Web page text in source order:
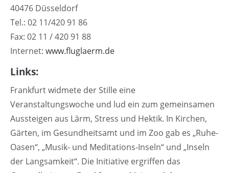
Have any questions?
+44 1234 567 890
Drop us a line
About us
Lorem ipsum dolor sit amet, consectetuer
adipiscing elit.
Aenean commodo ligula eget dolor. Aenean
40476 Düsseldorf
Tel.: 02 11/420 91 86
Fax: 02 11 / 420 91 88
Internet: www.fluglaerm.de
Links:
Frankfurt widmete der Stille eine
Veranstaltungswoche und lud ein zum gemeinsamen
Aussteigen aus Lärm, Stress und Hektik. In Kirchen,
Gärten, im Gesundheitsamt und im Zoo gab es „Ruhe-
Oasen“, „Musik- und Meditations-Inseln“ und „Inseln
der Langsamkeit“. Die Initiative ergriffen das